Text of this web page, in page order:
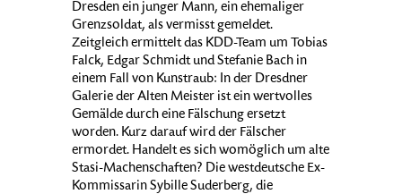
Dresden ein junger Mann, ein ehemaliger
Grenzsoldat, als vermisst gemeldet.
Zeitgleich ermittelt das KDD-Team um Tobias
Falck, Edgar Schmidt und Stefanie Bach in
einem Fall von Kunstraub: In der Dresdner
Galerie der Alten Meister ist ein wertvolles
Gemälde durch eine Fälschung ersetzt
worden. Kurz darauf wird der Fälscher
ermordet. Handelt es sich womöglich um alte
Stasi-Machenschaften? Die westdeutsche Ex-
Kommissarin Sybille Suderberg, die